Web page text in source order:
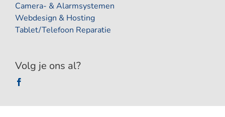
Camera- & Alarmsystemen
Webdesign & Hosting
Tablet/Telefoon Reparatie
Volg je ons al?